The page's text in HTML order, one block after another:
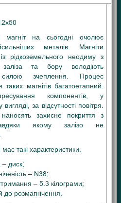
магніт на сьогодні очолює
металів. Магніти
із рідкоземельного неодиму з
та бору володіють
зчеплення. Процес
таких магнітів багатоетапний.
компонентів, у
за відсутності повітря.
захисне покриття з
якому залізо не
такі характеристики:
диск;
– N38;
– 5.3 кілограми;
до розмагнічення;